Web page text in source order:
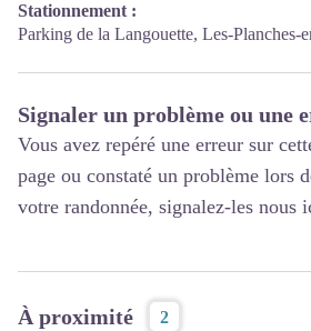
Stationnement :
Parking de la Langouette, Les-Planches-
Signaler un problème ou une
Vous avez repéré une erreur sur
page ou constaté un problème lors
votre randonnée, signalez-les nous
À proximité 2